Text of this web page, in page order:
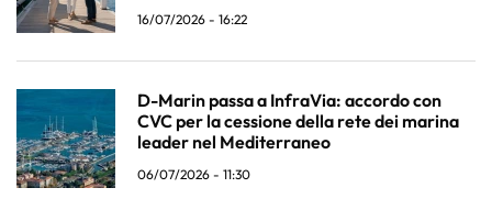
16/07/2026 - 16:22
D-Marin passa a InfraVia: accordo con
CVC per la cessione della rete dei marina
leader nel Mediterraneo
06/07/2026 - 11:30